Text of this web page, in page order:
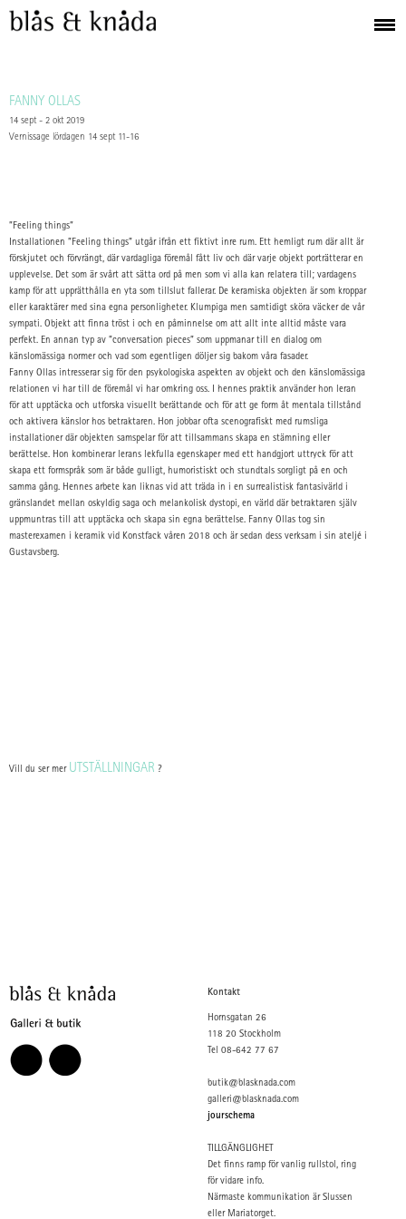
FANNY OLLAS
14 sept - 2 okt 2019
Vernissage lördagen 14 sept 11-16
”Feeling things”
Installationen ”Feeling things” utgår ifrån ett fiktivt inre rum. Ett hemligt rum där allt är
förskjutet och förvrängt, där vardagliga föremål fått liv och där varje objekt porträtterar en
upplevelse. Det som är svårt att sätta ord på men som vi alla kan relatera till; vardagens
kamp för att upprätthålla en yta som tillslut fallerar. De keramiska objekten är som kroppar
eller karaktärer med sina egna personligheter. Klumpiga men samtidigt sköra väcker de vår
sympati. Objekt att finna tröst i och en påminnelse om att allt inte alltid måste vara
perfekt. En annan typ av ”conversation pieces” som uppmanar till en dialog om
känslomässiga normer och vad som egentligen döljer sig bakom våra fasader.
Fanny Ollas intresserar sig för den psykologiska aspekten av objekt och den känslomässiga
relationen vi har till de föremål vi har omkring oss. I hennes praktik använder hon leran
för att upptäcka och utforska visuellt berättande och för att ge form åt mentala tillstånd
och aktivera känslor hos betraktaren. Hon jobbar ofta scenografiskt med rumsliga
installationer där objekten samspelar för att tillsammans skapa en stämning eller
berättelse. Hon kombinerar lerans lekfulla egenskaper med ett handgjort uttryck för att
skapa ett formspråk som är både gulligt, humoristiskt och stundtals sorgligt på en och
samma gång. Hennes arbete kan liknas vid att träda in i en surrealistisk fantasivärld i
gränslandet mellan oskyldig saga och melankolisk dystopi, en värld där betraktaren själv
uppmuntras till att upptäcka och skapa sin egna berättelse. Fanny Ollas tog sin
masterexamen i keramik vid Konstfack våren 2018 och är sedan dess verksam i sin ateljé i
Gustavsberg.
Vill du ser mer UTSTÄLLNINGAR ?
Kontakt
Hornsgatan 26
118 20 Stockholm
Tel 08-642 77 67
butik@blasknada.com
galleri@blasknada.com
jourschema
TILLGÄNGLIGHET
Det finns ramp för vanlig rullstol, ring
för vidare info.
Närmaste kommunikation är Slussen
eller Mariatorget.